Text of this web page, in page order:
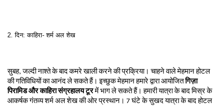
2. दिन: काहिरा- शर्म अल शेख
सुबह, जल्दी नाश्ते के बाद कमरे खाली करने की प्रक्रिया। चाहने वाले मेहमान होटल
की गतिविधियों का आनंद ले सकते हैं। इच्छुक मेहमान हमारे द्वारा आयोजित गिज़ा
पिरामिड और काहिरा संग्रहालय टूर में भाग ले सकते हैं। हमारी यात्रा के बाद मिस्र के
आकर्षक गंतव्य शर्म अल शेख की ओर प्रस्थान। 7 घंटे के सुखद यात्रा के बाद होटल